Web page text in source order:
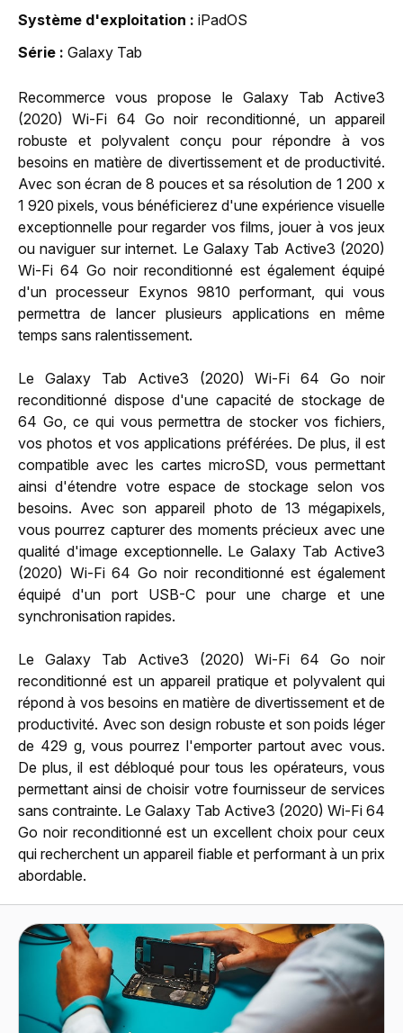
Système d'exploitation
iPadOS
Série
Galaxy Tab
Recommerce vous propose le Galaxy Tab Active3
(2020) Wi-Fi 64 Go noir reconditionné, un appareil
robuste et polyvalent conçu pour répondre à vos
besoins en matière de divertissement et de productivité.
Avec son écran de 8 pouces et sa résolution de 1 200 x
1 920 pixels, vous bénéficierez d'une expérience visuelle
exceptionnelle pour regarder vos films, jouer à vos jeux
ou naviguer sur internet. Le Galaxy Tab Active3 (2020)
Wi-Fi 64 Go noir reconditionné est également équipé
d'un processeur Exynos 9810 performant, qui vous
permettra de lancer plusieurs applications en même
temps sans ralentissement.
Le Galaxy Tab Active3 (2020) Wi-Fi 64 Go noir
reconditionné dispose d'une capacité de stockage de
64 Go, ce qui vous permettra de stocker vos fichiers,
vos photos et vos applications préférées. De plus, il est
compatible avec les cartes microSD, vous permettant
ainsi d'étendre votre espace de stockage selon vos
besoins. Avec son appareil photo de 13 mégapixels,
vous pourrez capturer des moments précieux avec une
qualité d'image exceptionnelle. Le Galaxy Tab Active3
(2020) Wi-Fi 64 Go noir reconditionné est également
équipé d'un port USB-C pour une charge et une
synchronisation rapides.
Le Galaxy Tab Active3 (2020) Wi-Fi 64 Go noir
reconditionné est un appareil pratique et polyvalent qui
répond à vos besoins en matière de divertissement et de
productivité. Avec son design robuste et son poids léger
de 429 g, vous pourrez l'emporter partout avec vous.
De plus, il est débloqué pour tous les opérateurs, vous
permettant ainsi de choisir votre fournisseur de services
sans contrainte. Le Galaxy Tab Active3 (2020) Wi-Fi 64
Go noir reconditionné est un excellent choix pour ceux
qui recherchent un appareil fiable et performant à un prix
abordable.